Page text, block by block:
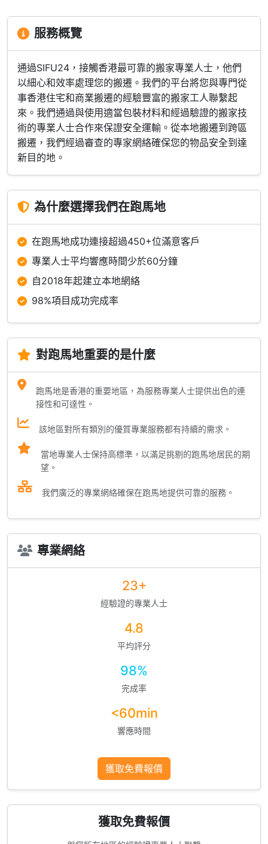
服務概覽
通過SIFU24，接觸香港最可靠的搬家專業人士，他們
以細心和效率處理您的搬遷。我們的平台將您與專門從
事香港住宅和商業搬遷的經驗豐富的搬家工人聯繫起
來。我們通過與使用適當包裝材料和經過驗證的搬家技
術的專業人士合作來保證安全運輸。從本地搬遷到跨區
搬遷，我們經過審查的專家網絡確保您的物品安全到達
新目的地。
為什麼選擇我們在跑馬地
在跑馬地成功連接超過450+位滿意客戶
專業人士平均響應時間少於60分鐘
自2018年起建立本地網絡
98%項目成功完成率
對跑馬地重要的是什麼
跑馬地是香港的重要地區，為服務專業人士提供出色的連
接性和可達性。
該地區對所有類別的優質專業服務都有持續的需求。
當地專業人士保持高標準，以滿足挑剔的跑馬地居民的期
望。
我們廣泛的專業網絡確保在跑馬地提供可靠的服務。
專業網絡
23+
經驗證的專業人士
4.8
平均評分
98%
完成率
<60min
響應時間
獲取免費報價
獲取免費報價